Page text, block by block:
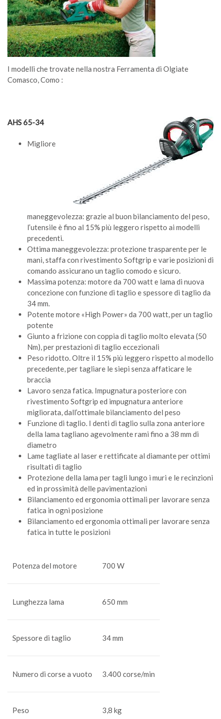
I modelli che trovate nella nostra Ferramenta di Olgiate
Comasco, Como :
AHS 65-34
Migliore
maneggevolezza: grazie al buon bilanciamento del peso,
l’utensile è fino al 15% più leggero rispetto ai modelli
precedenti.
Ottima maneggevolezza: protezione trasparente per le
mani, staffa con rivestimento Softgrip e varie posizioni di
comando assicurano un taglio comodo e sicuro.
Massima potenza: motore da 700 watt e lama di nuova
concezione con funzione di taglio e spessore di taglio da
34 mm.
Potente motore «High Power» da 700 watt, per un taglio
potente
Giunto a frizione con coppia di taglio molto elevata (50
Nm), per prestazioni di taglio eccezionali
Peso ridotto. Oltre il 15% più leggero rispetto al modello
precedente, per tagliare le siepi senza affaticare le
braccia
Lavoro senza fatica. Impugnatura posteriore con
rivestimento Softgrip ed impugnatura anteriore
migliorata, dall’ottimale bilanciamento del peso
Funzione di taglio. I denti di taglio sulla zona anteriore
della lama tagliano agevolmente rami fino a 38 mm di
diametro
Lame tagliate al laser e rettificate al diamante per ottimi
risultati di taglio
Protezione della lama per tagli lungo i muri e le recinzioni
ed in prossimità delle pavimentazioni
Bilanciamento ed ergonomia ottimali per lavorare senza
fatica in ogni posizione
Bilanciamento ed ergonomia ottimali per lavorare senza
fatica in tutte le posizioni
Potenza del motore 700 W
Lunghezza lama 650 mm
Spessore di taglio 34 mm
Numero di corse a vuoto 3.400 corse/min
Peso 3,8 kg